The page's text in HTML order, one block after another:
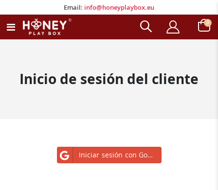
Email: info@honeyplaybox.eu
Email:
info@honeyplaybox.eu
Toggle
Carro
0
Inicio de sesión del cliente
Iniciar sesión con Google